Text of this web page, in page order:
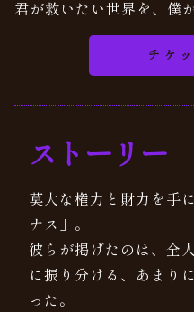
君が救いたい世界を、僕
チケ
ストーリー
莫大な権力と財力を手
ナス」。
彼らが掲げたのは、全
に振り分ける、あまり
った。